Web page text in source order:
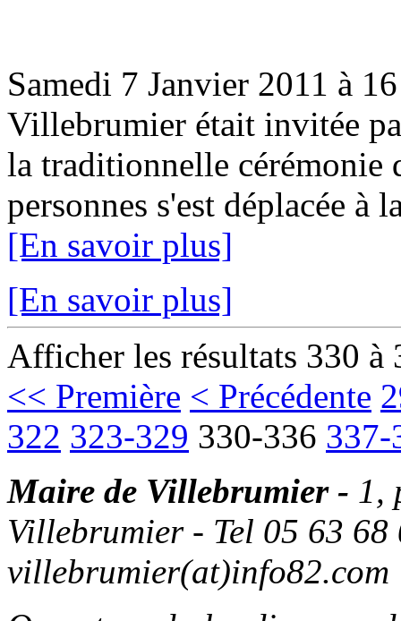
Samedi 7 Janvier 2011 à
Villebrumier était invitée
la traditionnelle cérémonie
personnes s'est déplacée à
[En savoir plus]
[En savoir plus]
Afficher les résultats 330 à
<< Première < Précédente
322 323-329 330-336 337-
Maire de Villebrumier - 1,
Villebrumier - Tel 05 63
villebrumier(at)info82.com